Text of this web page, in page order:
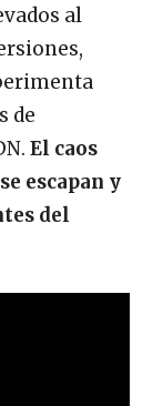
al
de
El caos
escapan y
del